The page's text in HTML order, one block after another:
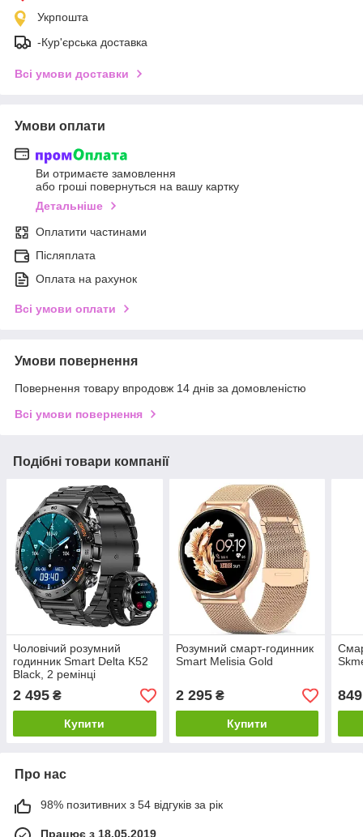
Укрпошта
-Кур'єрська доставка
Всі умови доставки
Умови оплати
Ви отримаєте замовлення
або гроші повернуться на вашу картку
Детальніше
Оплатити частинами
Післяплата
Оплата на рахунок
Всі умови оплати
Умови повернення
Повернення товару впродовж 14 днів за домовленістю
Всі умови повернення
Подібні товари компанії
Чоловічий розумний
годинник Smart Delta K52
Black, 2 ремінці
2 495 ₴
Купити
Розумний смарт-годинник
Smart Melisia Gold
2 295₴
Купити
849
Про нас
98% позитивних з 54 відгуків за рік
Працює з 18.05.2019